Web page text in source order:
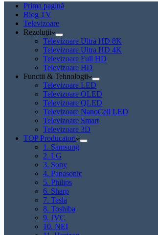
Prima pagină
Blog TV
Televizoare
Rezoluţii
Televizoare Ultra HD 8K
Televizoare Ultra HD 4K
Televizoare Full HD
Televizoare HD
Functii & Tehnologii
Televizoare LED
Televizoare OLED
Televizoare QLED
Televizoare NanoCell LED
Televizoare Smart
Televizoare 3D
TOP Producatori
1. Samsung
2. LG
3. Sony
4. Panasonic
5. Philips
6. Sharp
7. Tesla
8. Toshiba
9. JVC
10. NEI